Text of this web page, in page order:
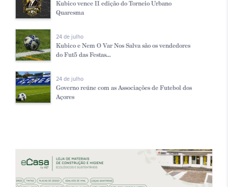
Kubico vence II edição do Torneio Urbano
Quaresma
24 de julho
Kubico e Nem O Var Nos Salva são os vendedores
do Fut5 das Festas...
24 de julho
Governo reúne com as Associações de Futebol dos
Açores